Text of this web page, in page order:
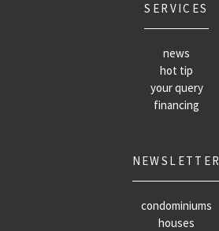
SERVICES
news
hot tip
your query
financing
NEWSLETTER
condominiums
houses